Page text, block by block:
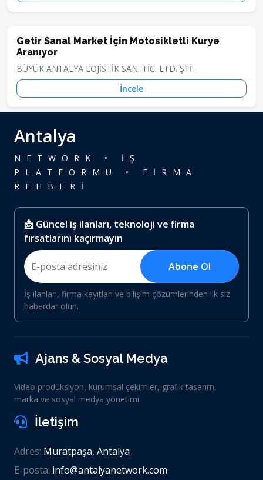
Getir Sanal Market İçin Motosikletli Kurye
Aranıyor
BÜYÜK ANTALYA LOJİSTİK SAN. TİC. LTD. ŞTİ.
İncele
Antalya
NETWORK • İŞ
PLATFORMU • FİRMA
REHBERİ
📩 Güncel iş ilanları, teknoloji ve firma
fırsatlarını kaçırmayın
Abone Ol
İş ilanları, firma kayıtları ve bilişim çözümlerinden ilk siz
haberdar olun.
Ajans & Sosyal Medya
Video prodüksiyon, kurumsal çekimler, grafik tasarım,
marka ve sosyal medya yönetimi
İletişim
Adres: Muratpaşa, Antalya
E-posta: info@antalyanetwork.com